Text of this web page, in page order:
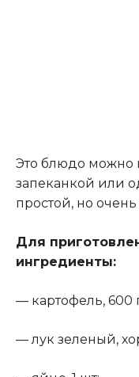
Это блюдо можно
запеканкой или
простой, но
Для
ингредиенты:
— картофель, 600
— лук зеленый,